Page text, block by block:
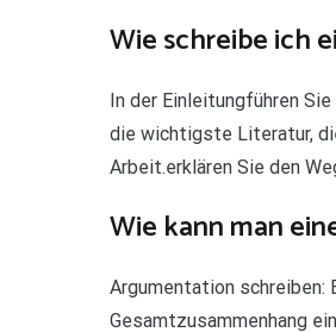
Wie schreibe ich
In der Einleitungführen
die wichtigste Literatur,
Arbeit.erklären Sie den
Wie kann man
Argumentation schreiben:
Gesamtzusammenhang